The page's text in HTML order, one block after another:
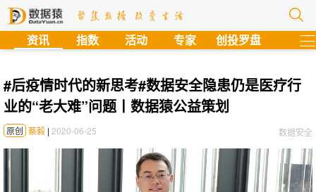
资讯 指数 活动 专家 创投罗盘
#后疫情时代的新思考#数据安全隐患仍是医疗行
业的“老大难”问题丨数据猿公益策划
数据安全
原创 蔡毅 | 2020-06-25